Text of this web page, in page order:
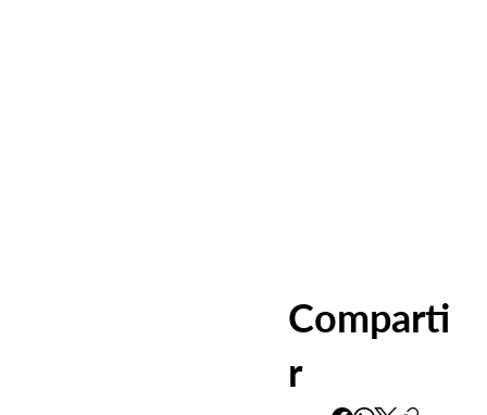
Comparti
r